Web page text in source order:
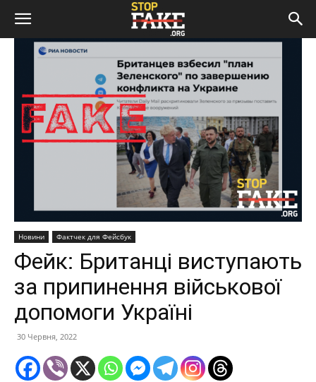
Новини Фактчек для Фейсбук
Фейк: Британці виступають
за припинення військової
допомоги Україні
30 Червня, 2022